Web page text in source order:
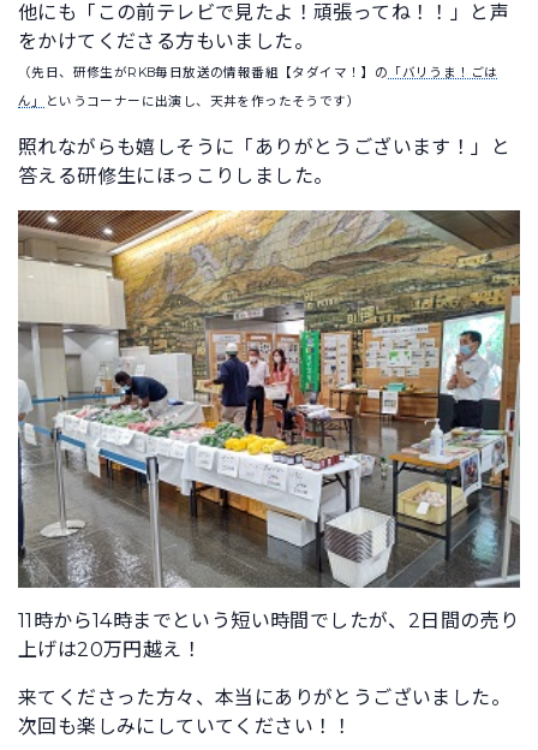
他にも「この前テレビで見たよ！頑張ってね！！」と声
をかけてくださる方もいました。
（先日、研修生がRKB毎日放送の情報番組【タダイマ！】の 「バリうま！ごは
ん」
というコーナーに出演し、天丼を作ったそうです）
照れながらも嬉しそうに「ありがとうございます！」と
答える研修生にほっこりしました。
11時から14時までという短い時間でしたが、2日間の売り
上げは20万円越え！
来てくださった方々、本当にありがとうございました。
次回も楽しみにしていてください！！